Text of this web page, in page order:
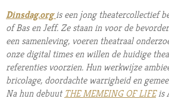
Dinsdag.orgis een jong theatercollectief
of Bas en Jeff. Ze staan in voor de
een samenleving, voeren theatraal
onze digital times en willen de huidige
referenties voorzien. Hun werkwijze
bricolage, doordachte warrigheid en
Na hun debuutTHE MEMEING OF LIFEis